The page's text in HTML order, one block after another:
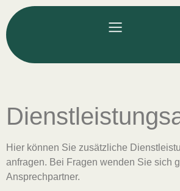
Hier können Sie zusätzliche
anfragen. Bei Fragen wenden Sie sich
Ansprechpartner.